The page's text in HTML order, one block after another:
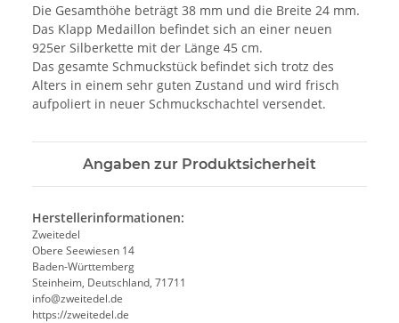
Die Gesamthöhe beträgt 38 mm und die Breite 24 mm.
Das Klapp Medaillon befindet sich an einer neuen
925er Silberkette mit der Länge 45 cm.
Das gesamte Schmuckstück befindet sich trotz des
Alters in einem sehr guten Zustand und wird frisch
aufpoliert in neuer Schmuckschachtel versendet.
Angaben zur Produktsicherheit
Herstellerinformationen:
Zweitedel
Obere Seewiesen 14
Baden-Württemberg
Steinheim, Deutschland, 71711
info@zweitedel.de
https://zweitedel.de